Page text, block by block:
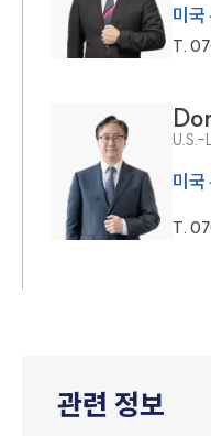
미국
T.
U.S.-
미국
T.
관련 정보